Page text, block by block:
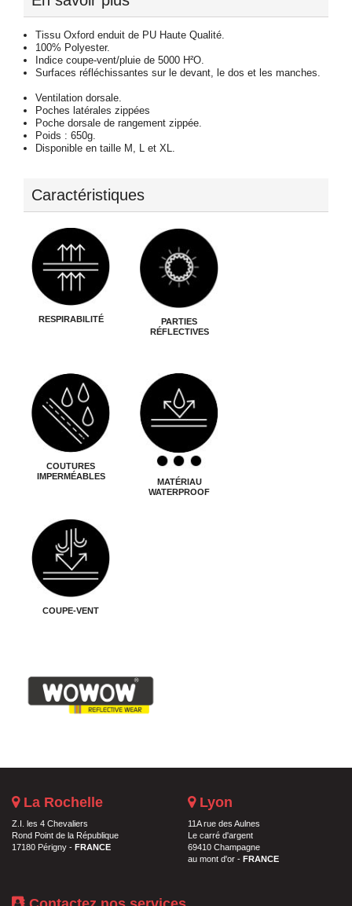
Tissu Oxford enduit de PU Haute Qualité.
100% Polyester.
Indice coupe-vent/pluie de 5000 H²O.
Surfaces réfléchissantes sur le devant, le dos et les manches.
Ventilation dorsale.
Poches latérales zippées
Poche dorsale de rangement zippée.
Poids : 650g.
Disponible en taille M, L et XL.
Caractéristiques
RESPIRABILITÉ
PARTIES
RÉFLECTIVES
COUTURES
IMPERMÉABLES
MATÉRIAU
WATERPROOF
COUPE-VENT
La Rochelle
Z.I. les 4 Chevaliers
Rond Point de la République
17180 Périgny - FRANCE
Lyon
11A rue des Aulnes
Le carré d'argent
69410 Champagne
au mont d'or - FRANCE